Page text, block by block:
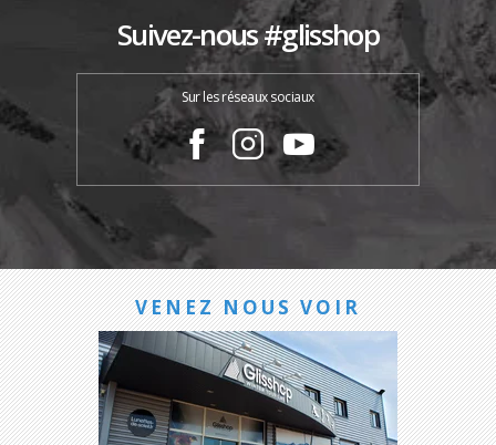
Suivez-nous #glisshop
Sur les réseaux sociaux
VENEZ NOUS VOIR